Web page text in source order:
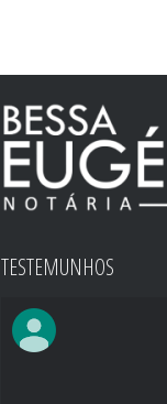
TESTEMUNHOS